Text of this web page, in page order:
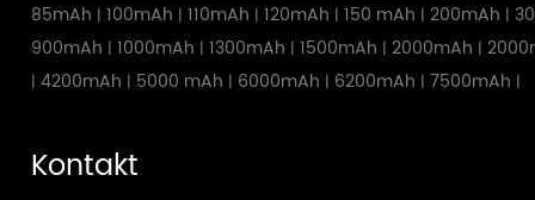
85mAh |100mAh |110mAh |120mAh |150 mAh |200mAh |
900mAh |1000mAh |1300mAh |1500mAh |2000mAh |
|4200mAh | 5000 mAh | 6000mAh | 6200mAh | 7500mAh |
Kontakt